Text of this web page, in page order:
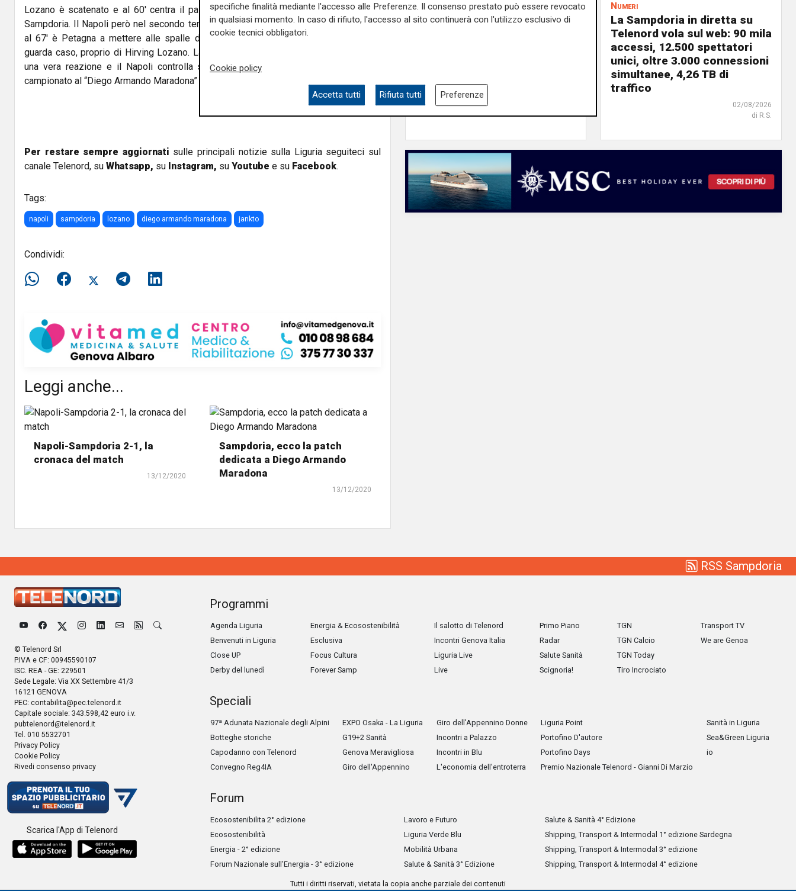
Lozano è scatenato e al 60' centra il palo con un rasoterra dal limite, graziando la
Sampdoria. Il Napoli però nel secondo tempo sembra aver davvero cambiato pelle. E
al 67' è Petagna a mettere alle spalle di Audero la palla del sorpasso. Su assist,
guarda caso, proprio di Hirving Lozano. La Samp però sembra incapace di imbastire
una vera reazione e il Napoli controlla senza particolari affanni. La prima gara di
campionato al “Diego Armando Maradona” sorride al Napoli.
Per restare sempre aggiornati sulle principali notizie sulla Liguria seguiteci sul
canale Telenord, su Whatsapp, su Instagram, su Youtube e su Facebook.
Tags:
napoli sampdoria lozano diego armando maradona jankto
Condividi:
Leggi anche...
Napoli-Sampdoria 2-1, la
cronaca del match
13/12/2020
Sampdoria, ecco la patch
dedicata a Diego Armando
Maradona
13/12/2020
Mia, Tua, Nostra
Sampdoria, campagna
Numeri
La Sampdoria in diretta su
Telenord vola sul web: 90 mila
accessi, 12.500 spettatori
unici, oltre 3.000 connessioni
simultanee, 4,26 TB di
traffico
02/08/2026
di R.S.
RSS Sampdoria
© Telenord Srl
P.IVA e CF: 00945590107
ISC. REA - GE: 229501
Sede Legale: Via XX Settembre 41/3
16121 GENOVA
PEC: contabilita@pec.telenord.it
Capitale sociale: 343.598,42 euro i.v.
pubtelenord@telenord.it
Tel. 010 5532701
Privacy Policy
Cookie Policy
Rivedi consenso privacy
Scarica l'App di Telenord
Programmi
Agenda Liguria
Benvenuti in Liguria
Close UP
Derby del lunedì
Energia & Ecosostenibilità
Esclusiva
Focus Cultura
Forever Samp
Il salotto di Telenord
Incontri Genova Italia
Liguria Live
Live
Primo Piano
Radar
Salute Sanità
Scignoria!
TGN
TGN Calcio
TGN Today
Tiro Incrociato
Transport TV
We are Genoa
Speciali
97ª Adunata Nazionale degli Alpini
Botteghe storiche
Capodanno con Telenord
Convegno Reg4IA
EXPO Osaka - La Liguria
G19+2 Sanità
Genova Meravigliosa
Giro dell'Appennino
Giro dell'Appennino Donne
Incontri a Palazzo
Incontri in Blu
L'economia dell'entroterra
Liguria Point
Portofino D'autore
Portofino Days
Premio Nazionale Telenord - Gianni Di Marzio
Sanità in Liguria
Sea&Green Liguria
io
Forum
Ecosostenibilita 2° edizione
Ecosostenibilità
Energia - 2° edizione
Forum Nazionale sull’Energia - 3° edizione
Lavoro e Futuro
Liguria Verde Blu
Mobilità Urbana
Salute & Sanità 3° Edizione
Salute & Sanità 4° Edizione
Shipping, Transport & Intermodal 1° edizione Sardegna
Shipping, Transport & Intermodal 3° edizione
Shipping, Transport & Intermodal 4° edizione
Tutti i diritti riservati, vietata la copia anche parziale dei contenuti
specifiche finalità mediante l'accesso alle Preferenze. Il consenso prestato può essere revocato
in qualsiasi momento. In caso di rifiuto, l'accesso al sito continuerà con l'utilizzo esclusivo di
cookie tecnici obbligatori.
Cookie policy
Accetta tutti Rifiuta tutti Preferenze